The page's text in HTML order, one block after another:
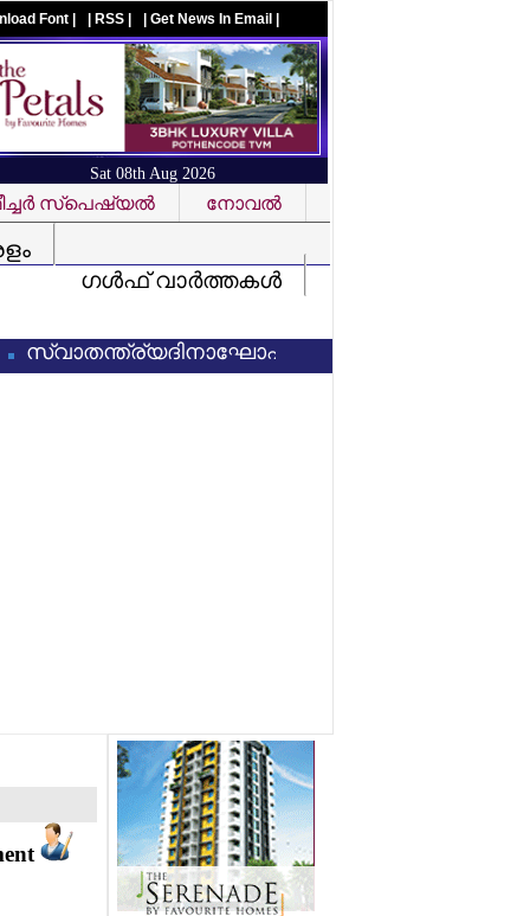
Font | | RSS | | Get News In Email |
Sat 08th Aug 2026
സ്‌പെഷ്യല്‍
നോവല്‍
ഗള്‍ഫ് വാര്‍ത്തകള്‍
'വന്ദേമാതരം'